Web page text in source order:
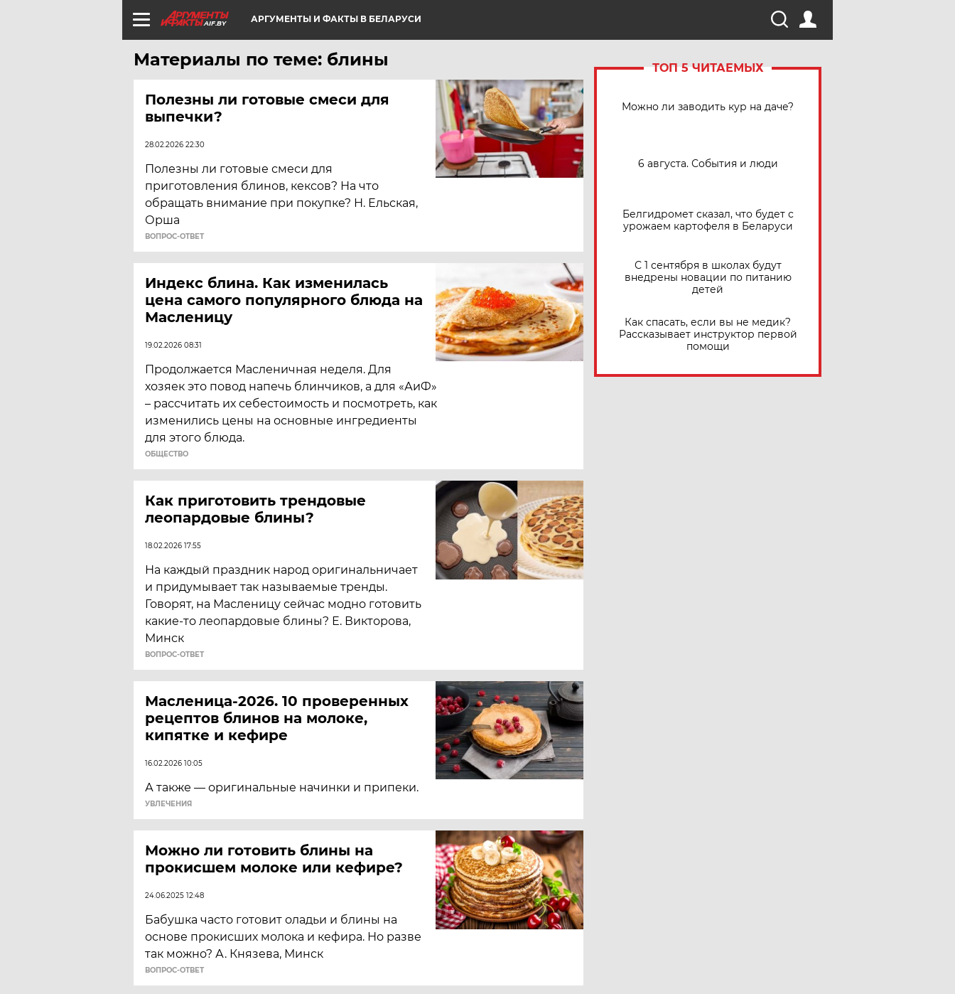
AIF.BY АРГУМЕНТЫ И ФАКТЫ В БЕЛАРУСИ
Материалы по теме: блины
Полезны ли готовые смеси для
выпечки?
28.02.2026 22:30
Полезны ли готовые смеси для
приготовления блинов, кексов? На что
обращать внимание при покупке? Н. Ельская,
Орша
ВОПРОС-ОТВЕТ
Индекс блина. Как изменилась
цена самого популярного блюда на
Масленицу
19.02.2026 08:31
Продолжается Масленичная неделя. Для
хозяек это повод напечь блинчиков, а для «АиФ»
– рассчитать их себестоимость и посмотреть, как
изменились цены на основные ингредиенты
для этого блюда.
ОБЩЕСТВО
Как приготовить трендовые
леопардовые блины?
18.02.2026 17:55
На каждый праздник народ оригинальничает
и придумывает так называемые тренды.
Говорят, на Масленицу сейчас модно готовить
какие-то леопардовые блины? Е. Викторова,
Минск
ВОПРОС-ОТВЕТ
Масленица-2026. 10 проверенных
рецептов блинов на молоке,
кипятке и кефире
16.02.2026 10:05
А также — оригинальные начинки и припеки.
УВЛЕЧЕНИЯ
Можно ли готовить блины на
прокисшем молоке или кефире?
24.06.2025 12:48
Бабушка часто готовит оладьи и блины на
основе прокисших молока и кефира. Но разве
так можно? А. Князева, Минск
ВОПРОС-ОТВЕТ
ТОП 5 ЧИТАЕМЫХ
Можно ли заводить кур на даче?
6 августа. События и люди
Белгидромет сказал, что будет с
урожаем картофеля в Беларуси
С 1 сентября в школах будут
внедрены новации по питанию
детей
Как спасать, если вы не медик?
Рассказывает инструктор первой
помощи